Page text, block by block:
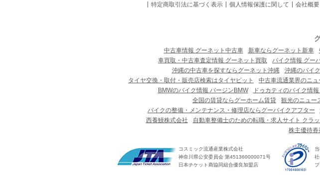
特定商取引法に基づく表示 個人情報保護に関して 会社概要
中古車情報 グーネット中古車 新車ならグーネット新車
車買取・中古車査定情報 グーネット買取
バイク情報 グー
沖縄の中古車を探すならグーネット沖縄
沖縄のバイ
タイヤ交換・取付・販売店検索はタイヤピット
中古車流通業界のニ
BMWのバイク情報 バージンBMW
ドゥカティのバイク情
全国の賃貸ならグーホーム賃貸
観光のニュー
バイクの整備・メンテナンス・修理店ならグーバイクアフター
西養鰻株式会社
自動車整備士のための転職・求人サイト クラ
株主優待券
コスミック流通産業株式会社
神奈川県公安委員会 第451360000071号
日本チケット商協同組合優良加盟店